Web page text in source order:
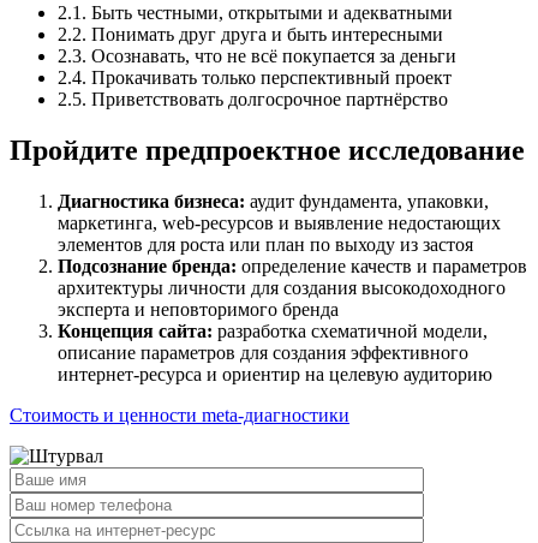
2.1. Быть честными, открытыми и адекватными
2.2. Понимать друг друга и быть интересными
2.3. Осознавать, что не всё покупается за деньги
2.4. Прокачивать только перспективный проект
2.5. Приветствовать долгосрочное партнёрство
Пройдите предпроектное исследование
Диагностика бизнеса: аудит фундамента, упаковки,
маркетинга, web-ресурсов и выявление недостающих
элементов для роста или план по выходу из застоя
Подсознание бренда: определение качеств и параметров
архитектуры личности для создания высокодоходного
эксперта и неповторимого бренда
Концепция сайта: разработка схематичной модели,
описание параметров для создания эффективного
интернет-ресурса и ориентир на целевую аудиторию
Стоимость и ценности meta-диагностики